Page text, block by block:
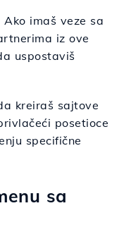
Ako imaš veze sa
iz ove
uspostaviš
kreiraš sajtove
posetioce
specifične
sa